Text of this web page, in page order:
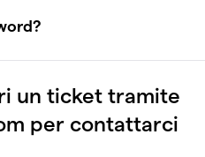
un ticket tramite
per contattarci